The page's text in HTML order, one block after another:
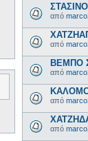
από
από
ΒΕΜΠΟ
από
από
από